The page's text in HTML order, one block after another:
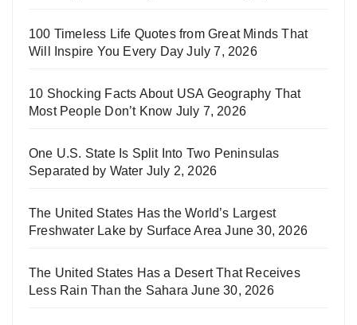
100 Timeless Life Quotes from Great Minds That
Will Inspire You Every Day July 7, 2026
10 Shocking Facts About USA Geography That
Most People Don’t Know July 7, 2026
One U.S. State Is Split Into Two Peninsulas
Separated by Water July 2, 2026
The United States Has the World’s Largest
Freshwater Lake by Surface Area June 30, 2026
The United States Has a Desert That Receives
Less Rain Than the Sahara June 30, 2026